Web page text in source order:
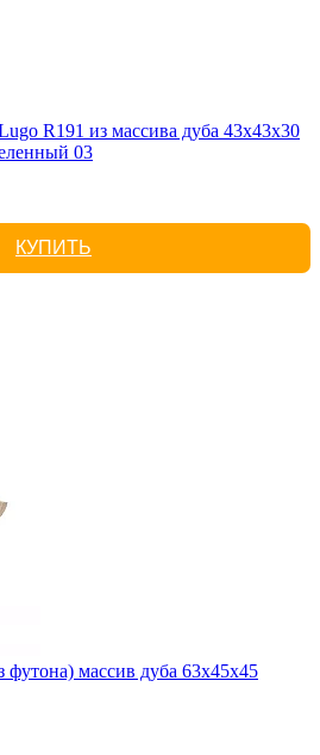
R191 из массива дуба 43х43х30
03
КУПИТЬ
футона) массив дуба 63х45х45